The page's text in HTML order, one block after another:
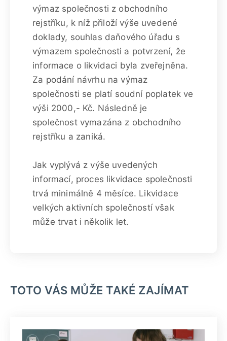
výmaz společnosti z obchodního
rejstříku, k níž přiloží výše uvedené
doklady, souhlas daňového úřadu s
výmazem společnosti a potvrzení, že
informace o likvidaci byla zveřejněna.
Za podání návrhu na výmaz
společnosti se platí soudní poplatek ve
výši 2000,- Kč. Následně je
společnost vymazána z obchodního
rejstříku a zaniká.
Jak vyplývá z výše uvedených
informací, proces likvidace společnosti
trvá minimálně 4 měsíce. Likvidace
velkých aktivních společností však
může trvat i několik let.
TOTO VÁS MŮŽE TAKÉ ZAJÍMAT